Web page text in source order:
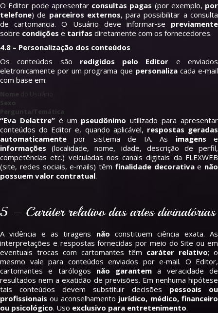
O Editor pode apresentar consultas pagas (por exemplo, por
telefone) de parceiros externos, para possibilitar a consulta
de cartomancia. O Usuário deve informar‑se previamente
sobre condições e tarifas diretamente com os fornecedores.
4.8 – Personalização dos conteúdos
Os conteúdos são redigidos pelo Editor e enviados
eletronicamente por um programa que personalizacada e‑mail
com base em:
Nome do Usuário
Sexo
Pergunta/Temática
“Eva Delattre”é um pseudônimo utilizado para apresentar
conteúdos do Editor e, quando aplicável, respostas geradas
automaticamente por sistema de IA. As imagens e
informações (localidade, nome, idade, descrição de perfil,
competências etc.) veiculadas nos canais digitais da FLEXWEB
(site, redes sociais, e‑mails) têm finalidade decorativae não
possuem valor contratual.
5 – Caráter relativo das artes divinatórias
A vidência e as tiragens não constituem ciência exata. As
interpretações e respostas fornecidas por meio do Site ou em
eventuais trocas com cartomantes têm caráter relativo; o
mesmo vale para conteúdos enviados por e‑mail. O Editor,
cartomantes e tarólogos não garantem a veracidade de
resultados nem a exatidão de previsões. Em nenhuma hipótese
tais conteúdos devem substituir decisões pessoais ou
profissionais ou aconselhamento jurídico, médico, financeiro
ou psicológico. Uso exclusivo para entretenimento.